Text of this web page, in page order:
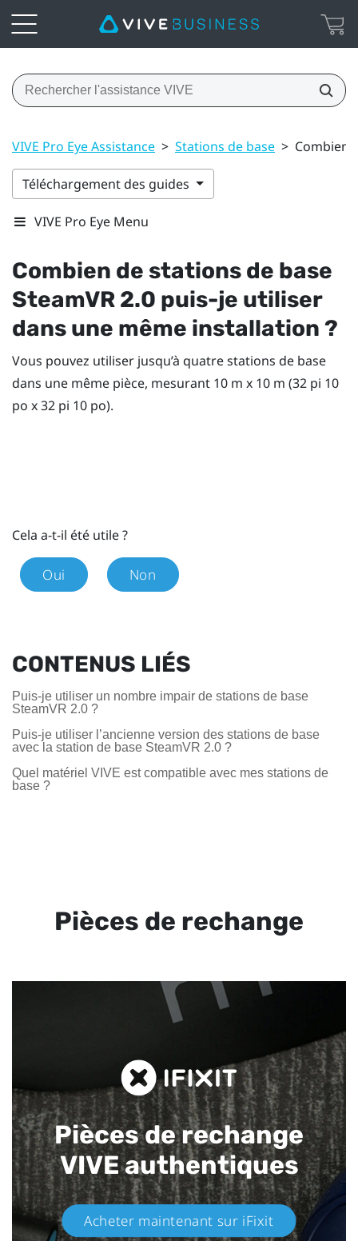
VIVE Pro Eye Assistance > Stations de base > Combien
Téléchargement des guides
VIVE Pro Eye Menu
Combien de stations de base
SteamVR 2.0 puis-je utiliser
dans une même installation ?
Vous pouvez utiliser jusqu’à quatre stations de base
dans une même pièce, mesurant 10 m x 10 m (32 pi 10
po x 32 pi 10 po).
Cela a-t-il été utile ?
Oui Non
CONTENUS LIÉS
Puis-je utiliser un nombre impair de stations de base
SteamVR 2.0 ?
Puis-je utiliser l’ancienne version des stations de base
avec la station de base SteamVR 2.0 ?
Quel matériel VIVE est compatible avec mes stations de
base ?
Pièces de rechange
Pièces de rechange
VIVE authentiques​
Acheter maintenant sur iFixit​